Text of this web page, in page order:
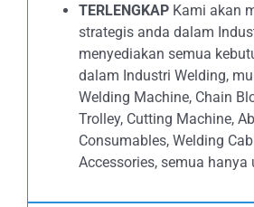
TERLENGKAPKami akan
strategis anda dalam
menyediakan semua
dalam Industri Welding,
Welding Machine, Chain
Trolley, Cutting Machine,
Consumables, Welding
Accessories, semua hanya